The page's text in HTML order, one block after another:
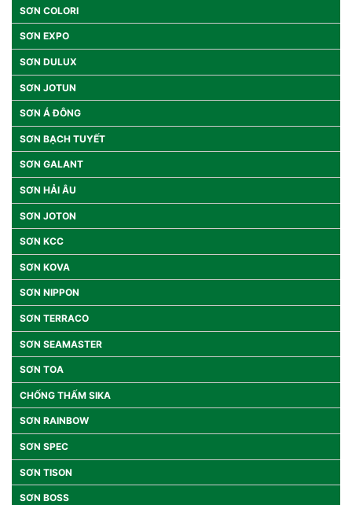
SƠN COLORI
SƠN EXPO
SƠN DULUX
SƠN JOTUN
SƠN Á ĐÔNG
SƠN BẠCH TUYẾT
SƠN GALANT
SƠN HẢI ÂU
SƠN JOTON
SƠN KCC
SƠN KOVA
SƠN NIPPON
SƠN TERRACO
SƠN SEAMASTER
SƠN TOA
CHỐNG THẤM SIKA
SƠN RAINBOW
SƠN SPEC
SƠN TISON
SƠN BOSS